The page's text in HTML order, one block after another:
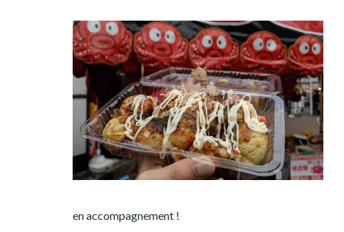
en accompagnement !